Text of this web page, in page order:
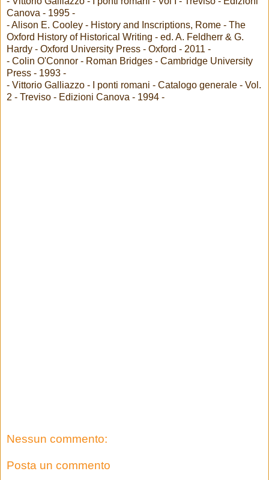
Canova - 1995 -
- Alison E. Cooley - History and Inscriptions, Rome - The
Oxford History of Historical Writing - ed. A. Feldherr & G.
Hardy - Oxford University Press - Oxford - 2011 -
- Colin O'Connor - Roman Bridges - Cambridge University
Press - 1993 -
- Vittorio Galliazzo - I ponti romani - Catalogo generale - Vol.
2 - Treviso - Edizioni Canova - 1994 -
Nessun commento:
Posta un commento